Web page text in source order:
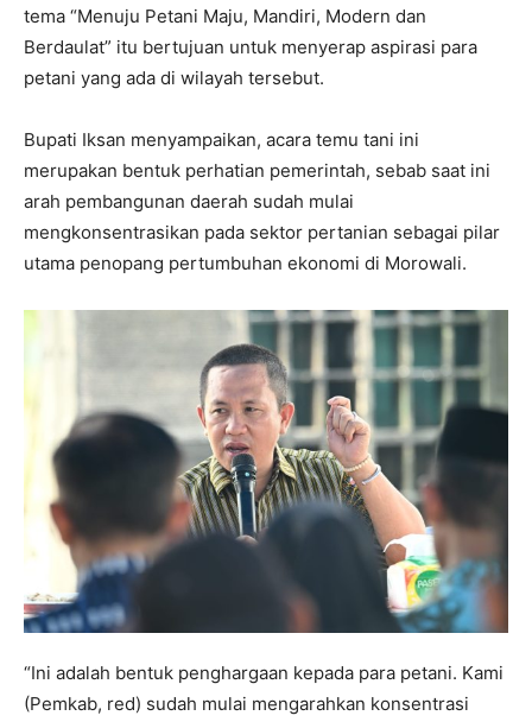
tema “Menuju Petani Maju, Mandiri, Modern dan
Berdaulat” itu bertujuan untuk menyerap aspirasi para
petani yang ada di wilayah tersebut.
Bupati Iksan menyampaikan, acara temu tani ini
merupakan bentuk perhatian pemerintah, sebab saat ini
arah pembangunan daerah sudah mulai
mengkonsentrasikan pada sektor pertanian sebagai pilar
utama penopang pertumbuhan ekonomi di Morowali.
“Ini adalah bentuk penghargaan kepada para petani. Kami
(Pemkab, red) sudah mulai mengarahkan konsentrasi